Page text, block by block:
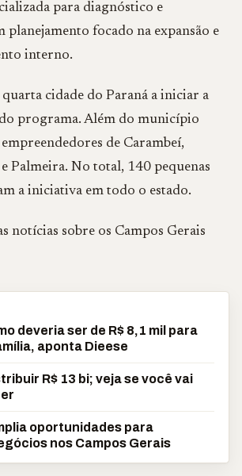
para diagnóstico e
planejamento focado na expansão e
interno.
quarta cidade do Paraná a iniciar a
programa. Além do município
de Carambeí,
Palmeira. No total, 140 pequenas
a iniciativa em todo o estado.
notícias sobre os Campos Gerais
deveria ser de R$ 8,1 mil para
aponta Dieese
R$ 13 bi; veja se você vai
oportunidades para
nos Campos Gerais